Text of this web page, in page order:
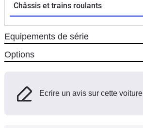
Châssis et trains roulants
Equipements de série
Options
Ecrire un avis sur cette voiture